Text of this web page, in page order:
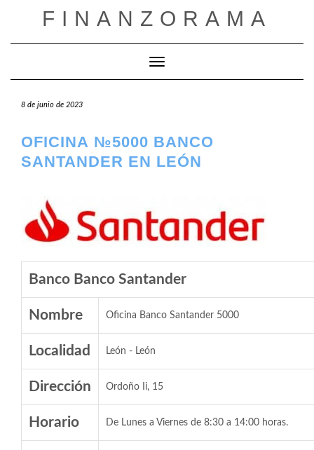
FINANZORAMA
Cambiar modo de navegación
8 de junio de 2023
OFICINA №5000 BANCO
SANTANDER EN LEÓN
Banco Banco Santander
Nombre Oficina Banco Santander 5000
Localidad León - León
Dirección Ordoño Ii, 15
Horario De Lunes a Viernes de 8:30 a 14:00 horas.